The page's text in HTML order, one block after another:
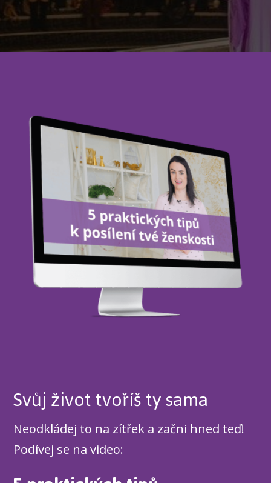
Svůj život tvoříš ty sama
Neodkládej to na zítřek a začni hned teď!
Podívej se na video: